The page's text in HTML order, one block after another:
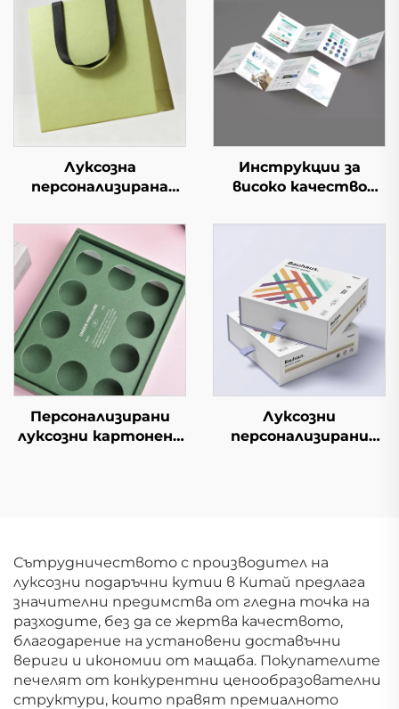
Луксозна
персонализирана
от биоразградим
материал с лого за
бижута, козметика,
свещи, парфюми, за
бутик и опаковане
на подаръци
Инструкции за
високо качество
персонализация
Хартия
Висококачествен
листовка
Персонализирани
луксозни картонени
Луксозни
персонализирани
други козметични
продукти с матова
повърхност и
златно фолио
Сътрудничеството с производител на
луксозни подаръчни кутии в Китай предлага
значителни предимства от гледна точка на
разходите, без да се жертва качеството,
благодарение на установени доставъчни
вериги и икономии от мащаба. Покупателите
печелят от конкурентни ценообразователни
структури, които правят премиалното